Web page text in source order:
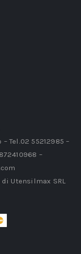
Tel.02 55212985 –
–
Utensilmax SRL